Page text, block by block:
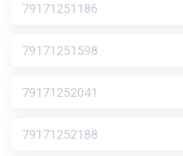
79171251186
79171251598
79171252041
79171252188